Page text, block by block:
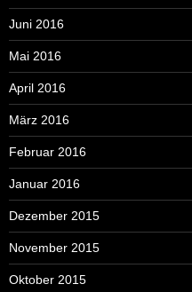
Juni 2016
Mai 2016
April 2016
März 2016
Februar 2016
Januar 2016
Dezember 2015
November 2015
Oktober 2015